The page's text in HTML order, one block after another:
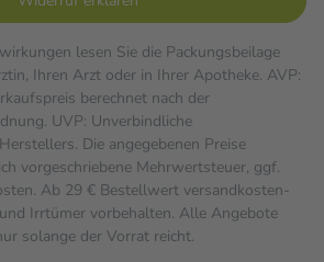
lesen Sie die Packungsbeilage
Ihren Arzt oder in Ihrer Apotheke. AVP:
berechnet nach der
UVP: Unverbindliche
Die angegebenen Preise
vorgeschriebene Mehrwertsteuer, ggf.
Ab 29 € Bestell­wert versand­kosten­
Irrtümer vorbehalten. Alle Angebote
solange der Vorrat reicht.